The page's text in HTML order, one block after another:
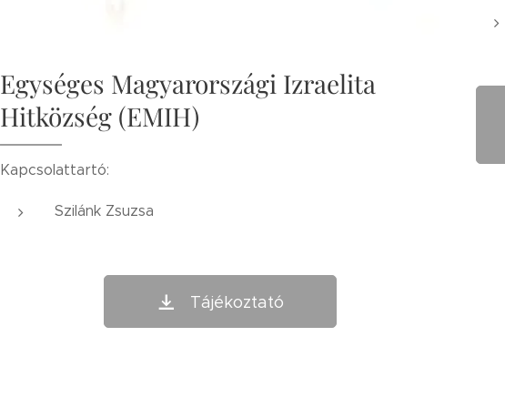
Egységes Magyarországi Izraelita
Hitközség (EMIH)
Kapcsolattartó:
Szilánk Zsuzsa
Tájékoztató